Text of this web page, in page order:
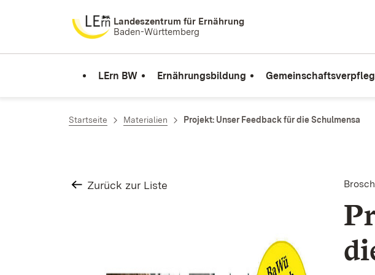
Zum Inhalt springenLandeszentrum für Ernährung
Baden-Württemberg
LErn BW Ernährungsbildung
Startseite Materialien Projekt: Unser Feedback für die Schulmensa
Zurück zur Liste